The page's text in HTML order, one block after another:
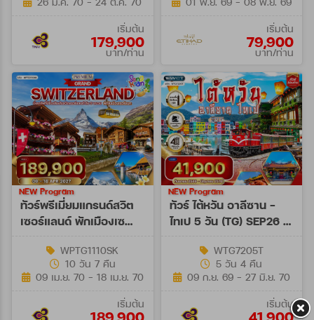
เริ่มต้น
179,900
บาท/ท่าน
เริ่มต้น
79,900
บาท/ท่าน
ทัวร์พรีเมี่ยมแกรนด์สวิต
เซอร์แลนด์ พักเมืองเซ
18 APR 27
[SONGKRAN]
NEW Program
WPTG1110SK
10 วัน 7 คืน
09 เม.ย. 70 - 18 เม.ย. 70
เริ่มต้น
ทัวร์ ไต้หวัน อาลีซาน -
ไทเป 5 วัน (TG) SEP26 -
NEW Program
WTG7205T
5 วัน 4 คืน
09 ก.ย. 69 - 27 มิ.ย. 70
เริ่มต้น